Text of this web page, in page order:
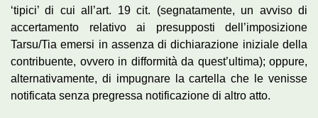
‘tipici’ di cui all’art. 19 cit. (segnatamente, un avviso di
accertamento relativo ai presupposti dell’imposizione
Tarsu/Tia emersi in assenza di dichiarazione iniziale della
contribuente, ovvero in difformità da quest’ultima); oppure,
alternativamente, di impugnare la cartella che le venisse
notificata senza pregressa notificazione di altro atto.